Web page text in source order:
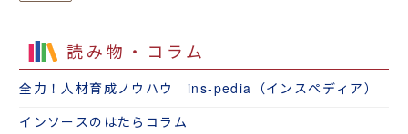
読み物・コラム
全力！人材育成ノウハウ ins-pedia（インスペディア）
インソースのはたらコラム